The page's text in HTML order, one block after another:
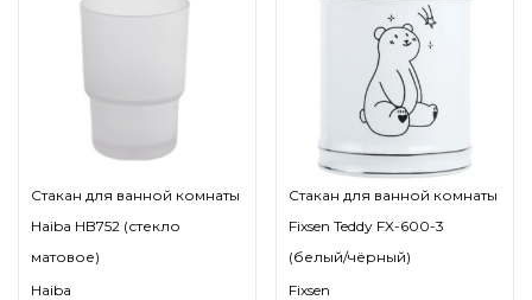
Стакан для ванной комнаты
Haiba HB752 (стекло
матовое)
Haiba
Стакан для ванной комнаты
Fixsen Teddy FX-600-3
(белый/чёрный)
Fixsen